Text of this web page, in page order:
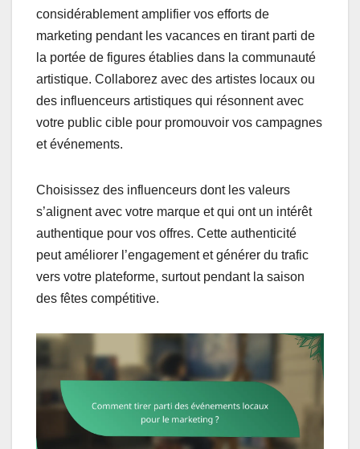
considérablement amplifier vos efforts de
marketing pendant les vacances en tirant parti de
la portée de figures établies dans la communauté
artistique. Collaborez avec des artistes locaux ou
des influenceurs artistiques qui résonnent avec
votre public cible pour promouvoir vos campagnes
et événements.
Choisissez des influenceurs dont les valeurs
s’alignent avec votre marque et qui ont un intérêt
authentique pour vos offres. Cette authenticité
peut améliorer l’engagement et générer du trafic
vers votre plateforme, surtout pendant la saison
des fêtes compétitive.